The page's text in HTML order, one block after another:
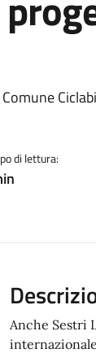
di lettura:
Anche Sestri